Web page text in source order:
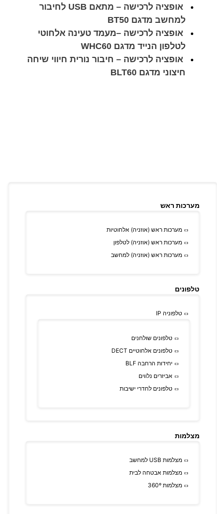
מערכות ראש
מערכות ראש (אוזניה) אלחוטיות
מערכות ראש (אוזניה) לטלפון
מערכות ראש (אוזניה) למחשב
טלפונים
טלפוניה IP
טלפונים שולחנים
טלפונים אלחוטיים DECT
יחידות הרחבה BLF
אביזרים נלווים
טלפונים לחדרי ישיבות
מצלמות
מצלמות USB למחשב
מצלמות אבטחה לבית
מצלמות 360º
אופציה לרכישה – מתאם USB לחיבור
למחשב מדגם BT50
אופציה לרכישה –מעמד טעינה אלחוטי
לטלפון הנייד מדגם WHC60
אופציה לרכישה – חיבור נורית חיווי שיחה
חיצוני מדגם BLT60